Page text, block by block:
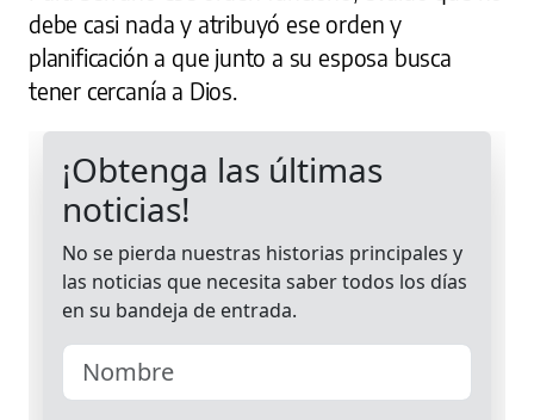
debe casi nada y atribuyó ese orden y
planificación a que junto a su esposa busca
tener cercanía a Dios.